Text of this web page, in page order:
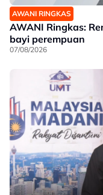
AWANI RINGKAS
AWANI Ringkas:
bayi perempuan
07/08/2026